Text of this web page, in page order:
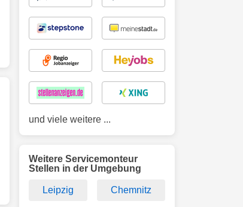
und viele weitere ...
Weitere Servicemonteur
Stellen in der Umgebung
Leipzig Chemnitz